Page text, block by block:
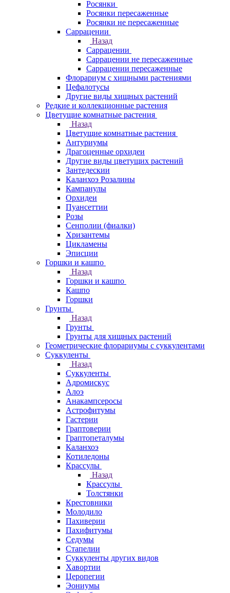
Росянки
Росянки пересаженные
Росянки не пересаженные
Саррацении
Назад
Саррацении
Саррацении не пересаженные
Саррацении пересаженные
Флорариум с хищными растениями
Цефалотусы
Другие виды хищных растений
Редкие и коллекционные растения
Цветущие комнатные растения
Назад
Цветущие комнатные растения
Антуриумы
Драгоценные орхидеи
Другие виды цветущих растений
Зантедескии
Каланхоэ Розалины
Кампанулы
Орхидеи
Пуансеттии
Розы
Сенполии (фиалки)
Хризантемы
Цикламены
Эписции
Горшки и кашпо
Назад
Горшки и кашпо
Кашпо
Горшки
Грунты
Назад
Грунты
Грунты для хищных растений
Геометрические флорариумы с суккулентами
Суккуленты
Назад
Суккуленты
Адромискус
Алоэ
Анакампсеросы
Астрофитумы
Гастерии
Граптоверии
Граптопеталумы
Каланхоэ
Котиледоны
Крассулы
Назад
Крассулы
Толстянки
Крестовники
Молодило
Пахиверии
Пахифитумы
Седумы
Стапелии
Суккуленты других видов
Хавортии
Церопегии
Эониумы